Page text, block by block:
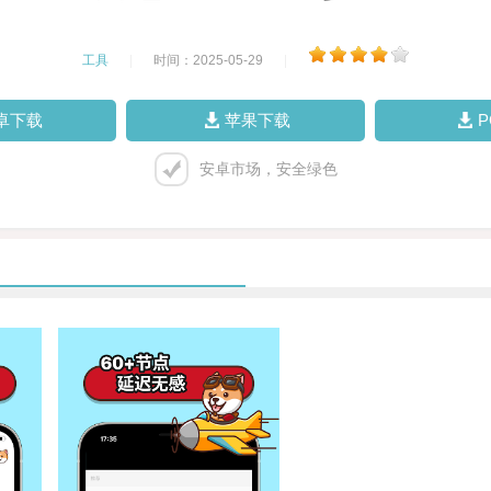
工具 时间：2025-05-29
下载 苹果下载
安卓市场，安全绿色